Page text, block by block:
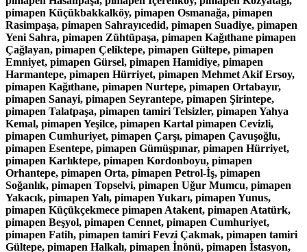
pimapen Küçükbakkalköy, pimapen Osmanağa, pimapen
Rasimpaşa, pimapen Sahrayıcedid, pimapen Suadiye, pimapen
Yeni Sahra, pimapen Zühtüpaşa, pimapen Kağıthane pimapen
Çağlayan, pimapen Çeliktepe, pimapen Gültepe, pimapen
Emniyet, pimapen Gürsel, pimapen Hamidiye, pimapen
Harmantepe, pimapen Hürriyet, pimapen Mehmet Akif Ersoy,
pimapen Kağıthane, pimapen Nurtepe, pimapen Ortabayır,
pimapen Sanayi, pimapen Seyrantepe, pimapen Şirintepe,
pimapen Talatpaşa, pimapen tamiri Telsizler, pimapen Yahya
Kemal, pimapen Yeşilce, pimapen Kartal pimapen Cevizli,
pimapen Cumhuriyet, pimapen Çarşı, pimapen Çavuşoğlu,
pimapen Esentepe, pimapen Gümüşpınar, pimapen Hürriyet,
pimapen Karlıktepe, pimapen Kordonboyu, pimapen
Orhantepe, pimapen Orta, pimapen Petrol-İş, pimapen
Soğanlık, pimapen Topselvi, pimapen Uğur Mumcu, pimapen
Yakacık, pimapen Yalı, pimapen Yukarı, pimapen Yunus,
pimapen Küçükçekmece pimapen Atakent, pimapen Atatürk,
pimapen Beşyol, pimapen Cennet, pimapen Cumhuriyet,
pimapen Fatih, pimapen tamiri Fevzi Çakmak, pimapen tamiri
Gültepe, pimapen Halkalı, pimapen İnönü, pimapen İstasyon,